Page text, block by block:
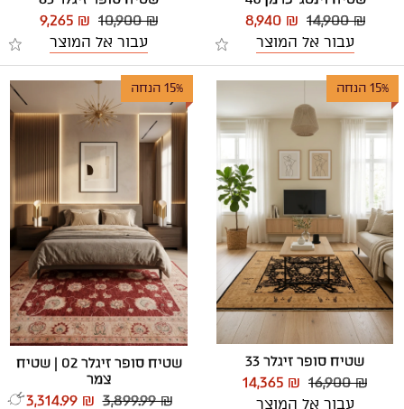
14,900 ₪
8,940 ₪
עבור אל המוצר
10,900 ₪
9,265 ₪
עבור אל המוצר
15% הנחה
שטיח סופר זיגלר 33
16,900 ₪
14,365 ₪
עבור אל המוצר
15% הנחה
שטיח סופר זיגלר 02 | שטיח
צמר
3,899.99 ₪
3,314.99 ₪